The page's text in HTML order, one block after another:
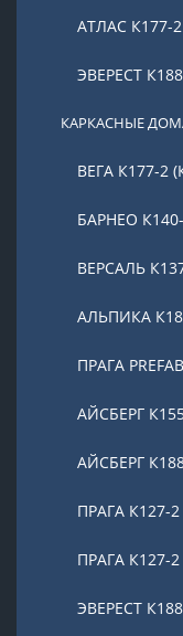
АТЛАС
ЭВЕРЕСТ
КАРКАСНЫЕ
ВЕГА К177-
БАРНЕО
ВЕРСАЛЬ
АЛЬПИКА
ПРАГА
АЙСБЕРГ
АЙСБЕРГ
ПРАГА
ПРАГА
ЭВЕРЕСТ